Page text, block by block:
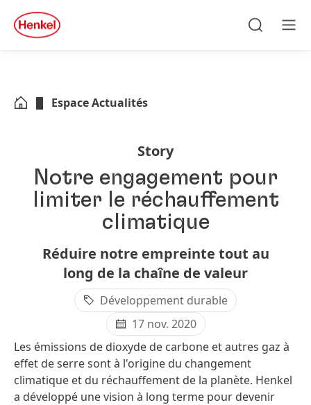
Skip to footer
quick
search
Espace Actualités
Story
Notre engagement pour
limiter le réchauffement
climatique
Réduire notre empreinte tout au
long de la chaîne de valeur
Développement durable
17 nov. 2020
Les émissions de dioxyde de carbone et autres gaz à
effet de serre sont à l'origine du changement
climatique et du réchauffement de la planète. Henkel
a développé une vision à long terme pour devenir